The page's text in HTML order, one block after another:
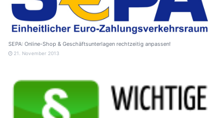
SEPA: Online-Shop & Geschäftsunterlagen rechtzeitig anpassen!
21. November 2013